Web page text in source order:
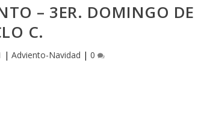
– 3ER. DOMINGO DE
C.
| Adviento-Navidad | 0